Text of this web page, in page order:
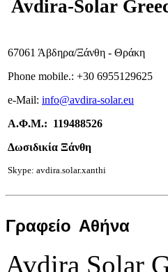
Avdira-Solar
67061 Άβδηρα/Ξάνθη - Θράκη
Phone mobile.: +30 6955129625
e-Mail: info@avdira-solar.eu
Α.Φ.Μ.: 119488526
Δωσιδικία Ξάνθη
Skype: avdira.solar.xanthi
Γραφείο Αθήνα
Avdira Solar